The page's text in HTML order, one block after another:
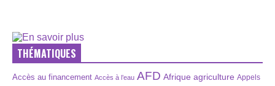
THÉMATIQUES
Accès au financement Accès à l’eau AFD Afrique agriculture Appels